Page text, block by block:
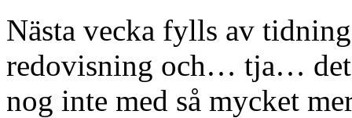
Nästa vecka fylls av
redovisning och… tja… det
nog inte med så mycket